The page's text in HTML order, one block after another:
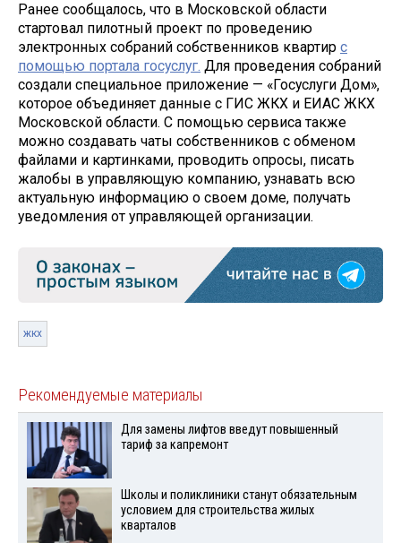
Ранее сообщалось, что в Московской области
стартовал пилотный проект по проведению
электронных собраний собственников квартир с
помощью портала госуслуг. Для проведения собраний
создали специальное приложение — «Госуслуги Дом»,
которое объединяет данные с ГИС ЖКХ и ЕИАС ЖКХ
Московской области. С помощью сервиса также
можно создавать чаты собственников с обменом
файлами и картинками, проводить опросы, писать
жалобы в управляющую компанию, узнавать всю
актуальную информацию о своем доме, получать
уведомления от управляющей организации.
жкх
Рекомендуемые материалы
Для замены лифтов введут повышенный
тариф за капремонт
Школы и поликлиники станут обязательным
условием для строительства жилых
кварталов